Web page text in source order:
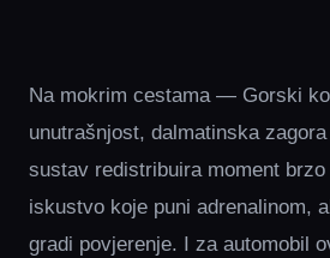
Na mokrim cestama — Gorski
unutrašnjost, dalmatinska
sustav redistribuira moment
iskustvo koje puni adrenalinom,
gradi povjerenje. I za automobil